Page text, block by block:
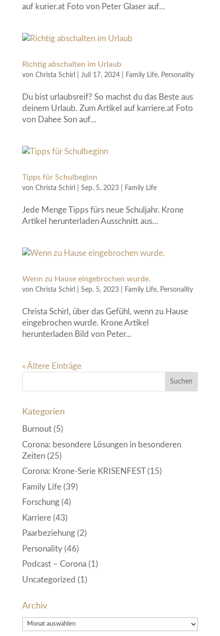
auf kurier.at Foto von Peter Glaser auf...
Richtig abschalten im Urlaub
von Christa Schirl Juli 17, 2024| Family Life, Personality
Du bist urlaubsreif? So machst du das Beste aus
deinem Urlaub. Zum Artikel auf karriere.at Foto
von Dahee Son auf...
Tipps für Schulbeginn
von Christa Schirl Sep. 5, 2023| Family Life
Jede Menge Tipps fürs neue Schuljahr. Krone
Artikel herunterladen Ausschnitt aus...
Wenn zu Hause eingebrochen wurde.
von Christa Schirl Sep. 5, 2023| Family Life, Personality
Christa Schirl, über das Gefühl, wenn zu Hause
eingebrochen wurde. Krone Artikel
herunterladen Bild von Peter...
« Ältere Einträge
Kategorien
Burnout(5)
Corona: besondere Lösungen in besonderen
Zeiten(25)
Corona: Krone-Serie KRISENFEST(15)
Family Life(39)
Forschung(4)
Karriere(43)
Paarbeziehung(2)
Personality(46)
Podcast – Corona(1)
Uncategorized (1)
Archiv
Archiv